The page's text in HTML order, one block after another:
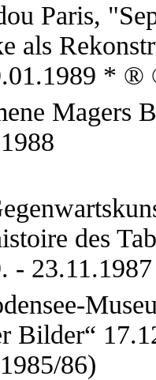
Paris,
als
*
Magers
des
-
Bilder“
86)